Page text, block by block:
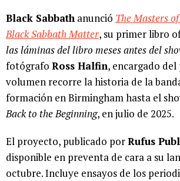
Black Sabbath anunció The Masters
Black Sabbath Matter, su primer libro
las láminas del libro meses antes del
fotógrafo Ross Halfin, encargado
volumen recorre la historia de la
formación en Birmingham hasta el
Back to the Beginning, en julio de 2025.
El proyecto, publicado porRufus
disponible en preventa de cara a su
octubre. Incluye ensayos de los